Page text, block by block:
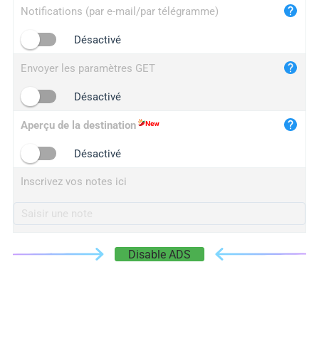
Notifications (par e-mail/par télégramme)
Désactivé
Envoyer les paramètres GET
Désactivé
Aperçu de la destination
Désactivé
Inscrivez vos notes ici
Disable ADS